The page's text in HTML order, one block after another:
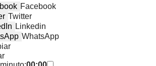
Facebook
Twitter
Linkedin
WhatsApp